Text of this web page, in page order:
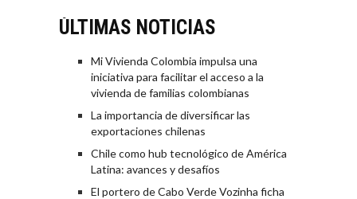
ÚLTIMAS NOTICIAS
Mi Vivienda Colombia impulsa una
iniciativa para facilitar el acceso a la
vivienda de familias colombianas
La importancia de diversificar las
exportaciones chilenas
Chile como hub tecnológico de América
Latina: avances y desafíos
El portero de Cabo Verde Vozinha ficha